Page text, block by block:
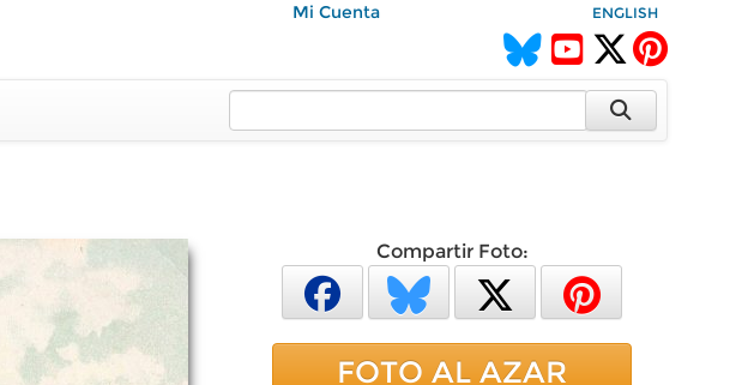
Mi Cuenta ENGLISH
Compartir Foto:
FOTO AL AZAR